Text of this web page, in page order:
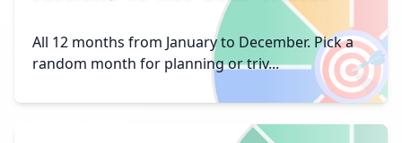
🎯
All 12 months from January to December. Pick a
random month for planning or triv...